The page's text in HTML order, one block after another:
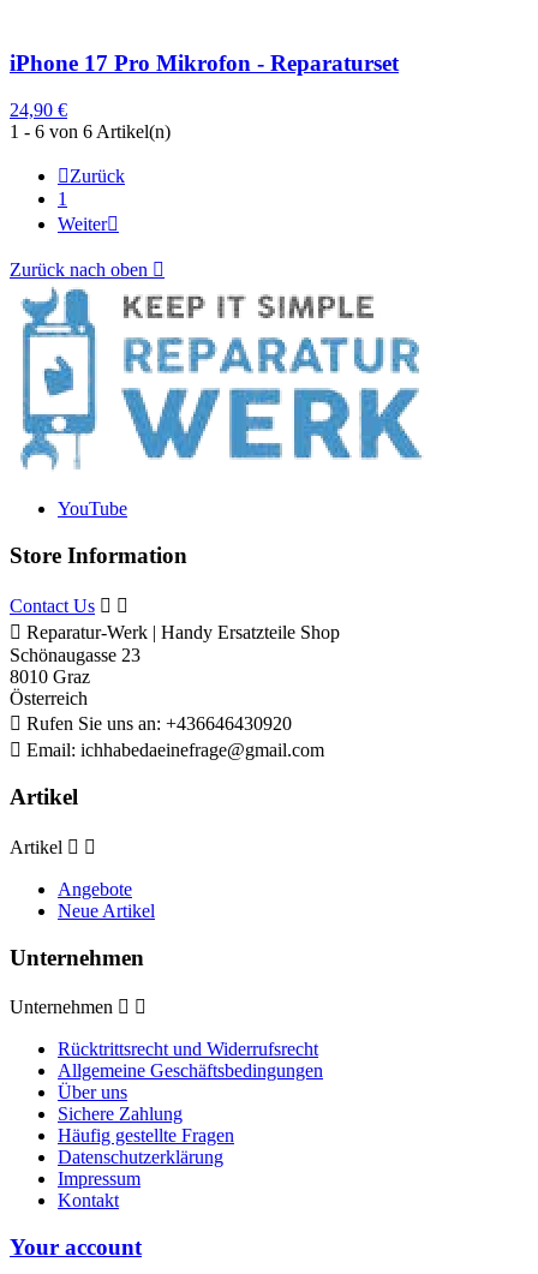
iPhone 17 Pro Mikrofon - Reparaturset
24,90 €
1 - 6 von 6 Artikel(n)
Zurück
1
Weiter
Zurück nach oben 
YouTube
Store Information
Contact Us  
 Reparatur-Werk | Handy Ersatzteile Shop
Schönaugasse 23
8010 Graz
Österreich
 Rufen Sie uns an: +436646430920
 Email: ichhabedaeinefrage@gmail.com
Artikel
Artikel  
Angebote
Neue Artikel
Unternehmen
Unternehmen  
Rücktrittsrecht und Widerrufsrecht
Allgemeine Geschäftsbedingungen
Über uns
Sichere Zahlung
Häufig gestellte Fragen
Datenschutzerklärung
Impressum
Kontakt
Your account